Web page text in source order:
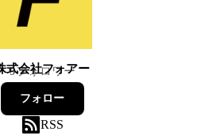
式会社フォアー
9フォロワー
フォロー
RSS